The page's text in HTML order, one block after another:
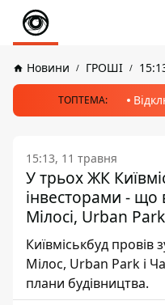
Новини ГРОШІ
ТОПТЕМА:
15:13, 11 травня
У трьох ЖК
інвесторами - що
Мілосі, Urban
Київміськбуд провів
Мілос, Urban Park і
плани будівництва.